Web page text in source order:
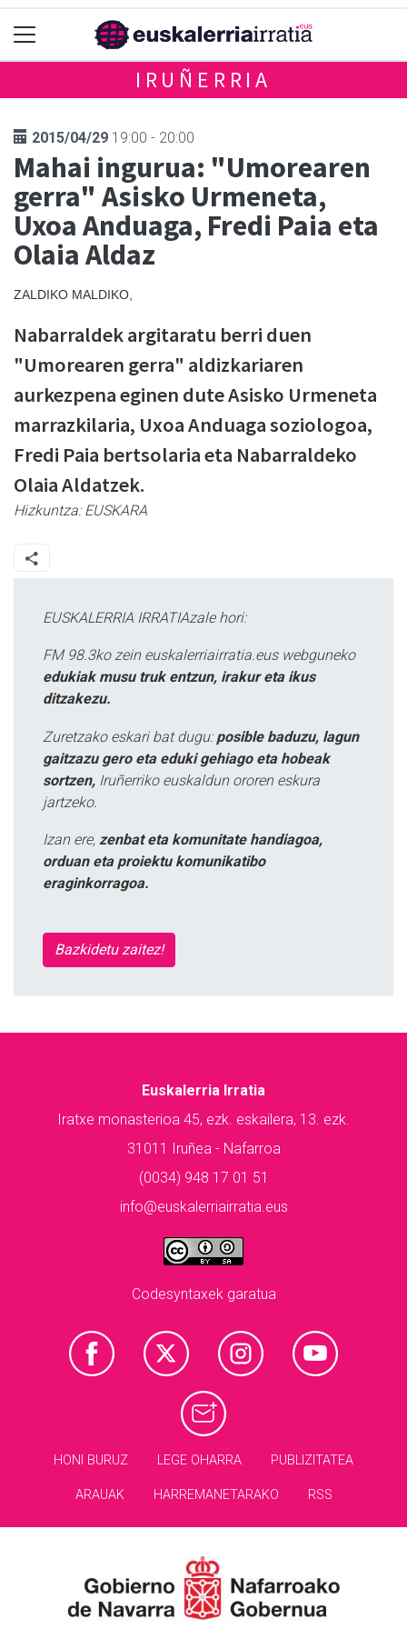
IRUÑERRIA
2015/04/29 19:00 - 20:00
Mahai ingurua: "Umorearen
gerra" Asisko Urmeneta,
Uxoa Anduaga, Fredi Paia eta
Olaia Aldaz
ZALDIKO MALDIKO,
Nabarraldek argitaratu berri duen
"Umorearen gerra" aldizkariaren
aurkezpena eginen dute Asisko Urmeneta
marrazkilaria, Uxoa Anduaga soziologoa,
Fredi Paia bertsolaria eta Nabarraldeko
Olaia Aldatzek.
Hizkuntza:EUSKARA
EUSKALERRIA IRRATIAzale hori:
FM 98.3ko zein euskalerriairratia.eus webguneko
edukiak musu truk entzun, irakur eta ikus
ditzakezu.
Zuretzako eskari bat dugu: posible baduzu, lagun
gaitzazu gero eta eduki gehiago eta hobeak
sortzen, Iruñerriko euskaldun ororen eskura
jartzeko.
Izan ere, zenbat eta komunitate handiagoa,
orduan eta proiektu komunikatibo
eraginkorragoa.
Bazkidetu zaitez!
Euskalerria Irratia
Iratxe monasterioa 45, ezk. eskailera, 13. ezk.
31011 Iruñea - Nafarroa
(0034) 948 17 01 51
info@euskalerriairratia.eus
Codesyntaxek garatua
HONI BURUZ LEGE OHARRA PUBLIZITATEA
ARAUAK HARREMANETARAKO RSS